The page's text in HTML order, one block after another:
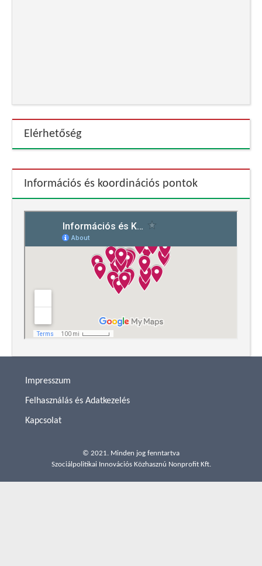
Elérhetőség
Információs és koordinációs pontok
Impresszum
Felhasználás és Adatkezelés
Kapcsolat
© 2021. Minden jog fenntartva
Szociálpolitikai Innovációs Közhasznú Nonprofit Kft.